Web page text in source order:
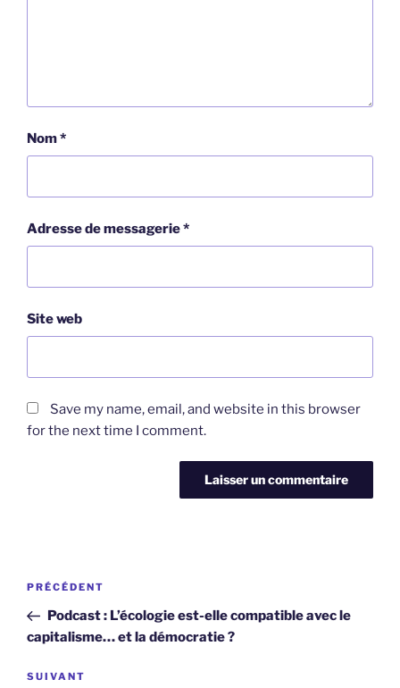
Nom*
Adresse de messagerie*
Site web
Save my name, email, and website in this browser
for the next time I comment.
Navigation
l’article
Article
précédent
PRÉCÉDENT
Podcast : L’écologie est-elle compatible avec le
capitalisme… et la démocratie ?
Article
SUIVANT